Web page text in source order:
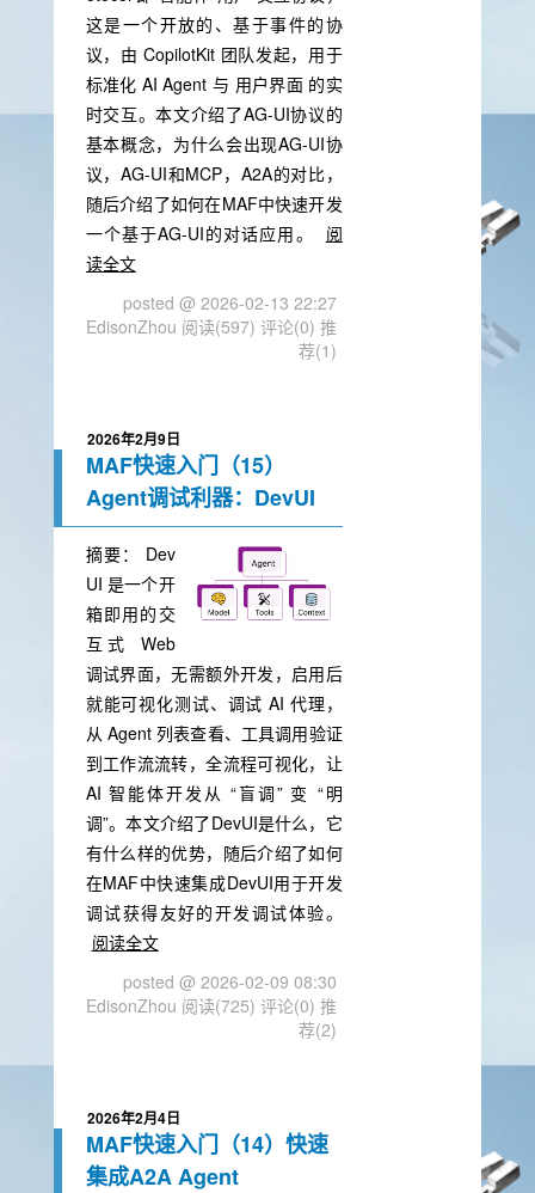
这是一个开放的、基于事件的协
议，由 CopilotKit 团队发起，用于
标准化 AI Agent 与 用户界面 的实
时交互。本文介绍了AG-UI协议的
基本概念，为什么会出现AG-UI协
议，AG-UI和MCP，A2A的对比，
随后介绍了如何在MAF中快速开发
一个基于AG-UI的对话应用。
阅
读全文
posted @ 2026-02-13 22:27
EdisonZhou 阅读(597) 评论(0) 推
荐(1)
2026年2月9日
MAF快速入门（15）
Agent调试利器：DevUI
摘要： Dev
UI 是一个开
箱即用的交
互式 Web
调试界面，无需额外开发，启用后
就能可视化测试、调试 AI 代理，
从 Agent 列表查看、工具调用验证
到工作流流转，全流程可视化，让
AI 智能体开发从 “盲调” 变 “明
调”。本文介绍了DevUI是什么，它
有什么样的优势，随后介绍了如何
在MAF中快速集成DevUI用于开发
调试获得友好的开发调试体验。
阅读全文
posted @ 2026-02-09 08:30
EdisonZhou 阅读(725) 评论(0) 推
荐(2)
2026年2月4日
MAF快速入门（14）快速
集成A2A Agent